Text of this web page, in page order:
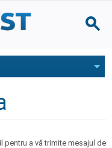
pentru a vă trimite mesajul de